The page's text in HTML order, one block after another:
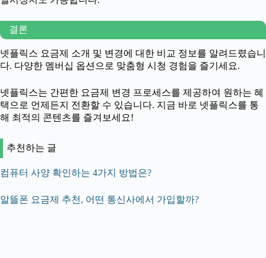
결론
넷플릭스 요금제 소개 및 변경에 대한 비교 정보를 알려드렸습니
다. 다양한 멤버십 옵션으로 맞춤형 시청 경험을 즐기세요.
넷플릭스는 간편한 요금제 변경 프로세스를 제공하여 원하는 혜
택으로 언제든지 전환할 수 있습니다. 지금 바로 넷플릭스를 통
해 최적의 콘텐츠를 즐겨보세요!
추천하는 글
컴퓨터 사양 확인하는 4가지 방법은?
알뜰폰 요금제 추천, 어떤 통신사에서 가입할까?